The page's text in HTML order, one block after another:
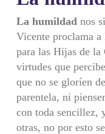
La humildad nos
Vicente proclama a
para las Hijas de la
virtudes que
que no se gloríen
parentela, ni
con toda sencillez,
otras, no por esto